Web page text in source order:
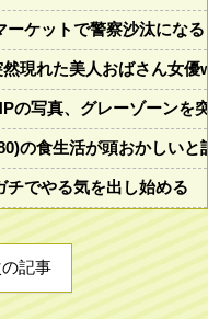
ーケットで警察沙汰にな
現れた美人おばさん女優
の写真、グレーゾーンを
の食生活が頭おかしい
チでやる気を出し始める
記事